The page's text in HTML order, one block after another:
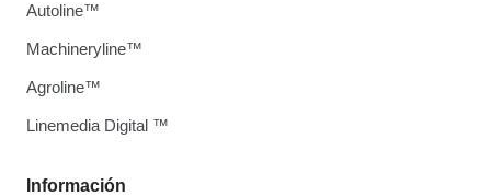
Información
Autoline™
Machineryline™
Agroline™
Linemedia Digital ™